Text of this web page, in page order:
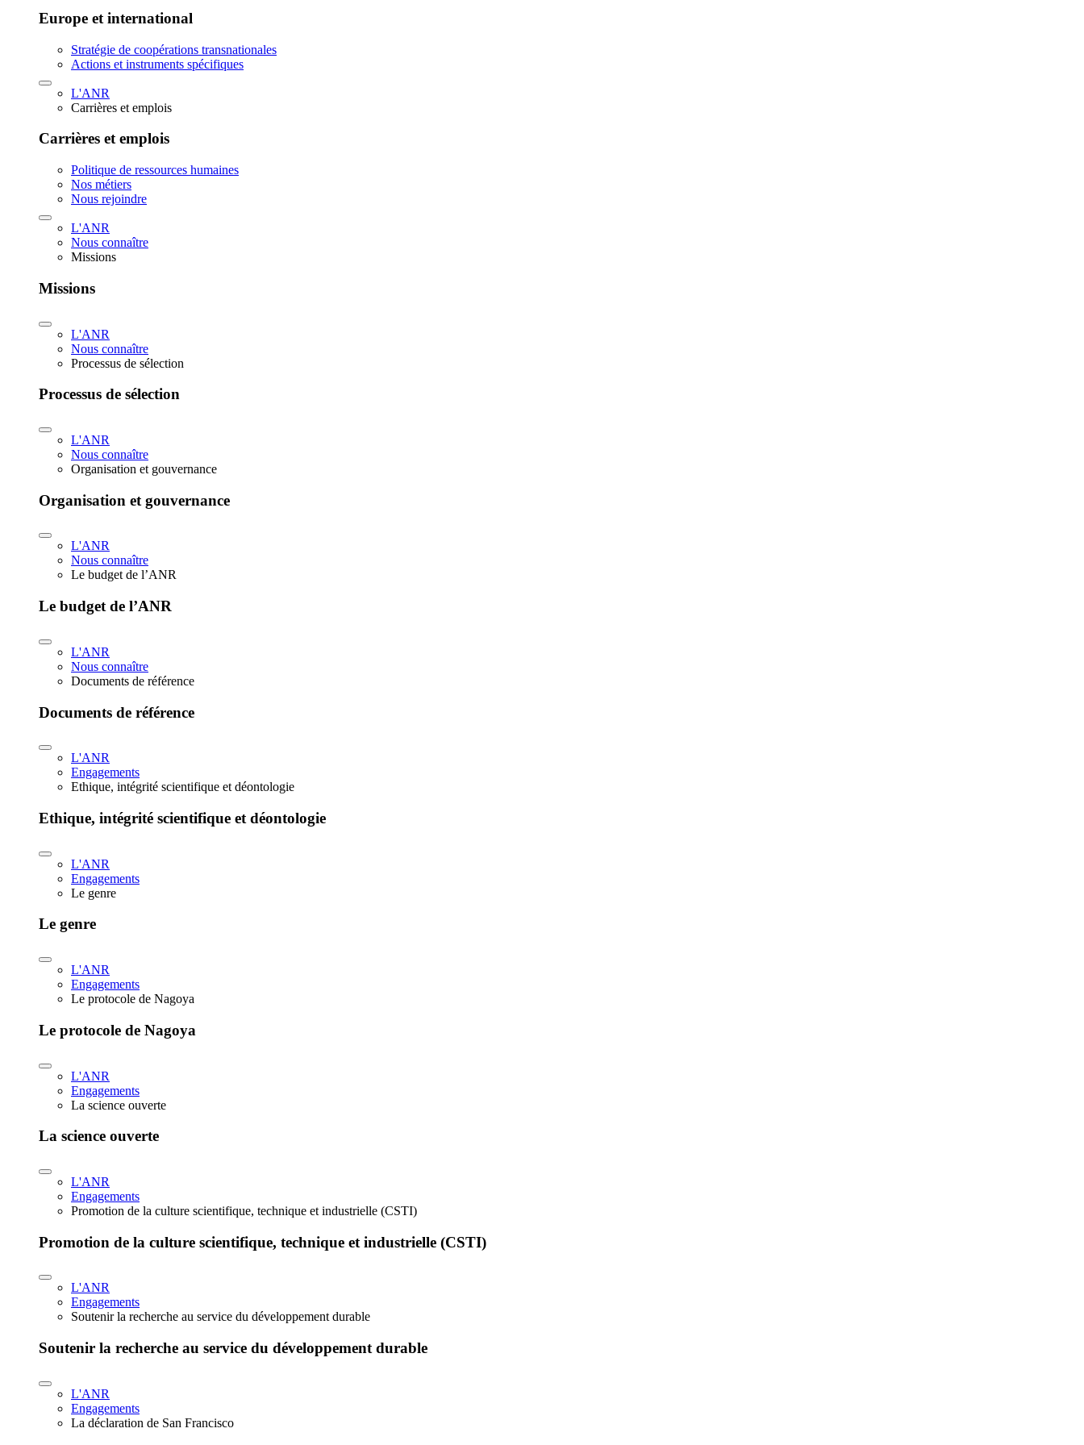
Europe et international
Stratégie de coopérations transnationales
Actions et instruments spécifiques
L'ANR
Carrières et emplois
Carrières et emplois
Politique de ressources humaines
Nos métiers
Nous rejoindre
L'ANR
Nous connaître
Missions
Missions
L'ANR
Nous connaître
Processus de sélection
Processus de sélection
L'ANR
Nous connaître
Organisation et gouvernance
Organisation et gouvernance
L'ANR
Nous connaître
Le budget de l’ANR
Le budget de l’ANR
L'ANR
Nous connaître
Documents de référence
Documents de référence
L'ANR
Engagements
Ethique, intégrité scientifique et déontologie
Ethique, intégrité scientifique et déontologie
L'ANR
Engagements
Le genre
Le genre
L'ANR
Engagements
Le protocole de Nagoya
Le protocole de Nagoya
L'ANR
Engagements
La science ouverte
La science ouverte
L'ANR
Engagements
Promotion de la culture scientifique, technique et industrielle (CSTI)
Promotion de la culture scientifique, technique et industrielle (CSTI)
L'ANR
Engagements
Soutenir la recherche au service du développement durable
Soutenir la recherche au service du développement durable
L'ANR
Engagements
La déclaration de San Francisco